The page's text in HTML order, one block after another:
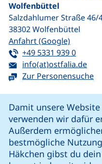
Damit unsere
verwenden wir dafür
Außerdem
bestmögliche
Häkchen gibst du
Wolfenbüttel
Salzdahlumer Straße 46/
38302Wolfenbüttel
Anfahrt (Google)
Tel:
+49 5331 939 0
E-Mail:
info(at)ostfalia.de
Zur Personensuche
unsere Facebook-Seite
unsere LinkedIn-
unsere
Cookie-Einstellungen